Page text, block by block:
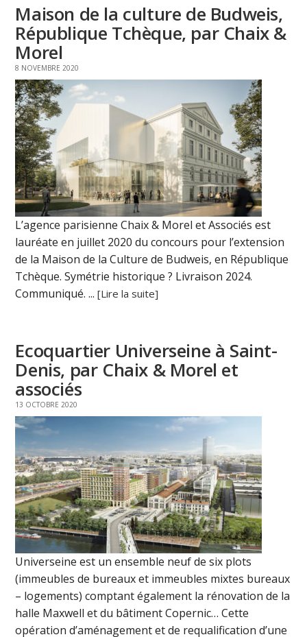
Maison de la culture de Budweis,
République Tchèque, par Chaix &
Morel
8 NOVEMBRE 2020
L’agence parisienne Chaix & Morel et Associés est
lauréate en juillet 2020 du concours pour l’extension
de la Maison de la Culture de Budweis, en République
Tchèque. Symétrie historique ? Livraison 2024.
Communiqué. ...[Lire la suite]
Ecoquartier Universeine à Saint-
Denis, par Chaix & Morel et
associés
13 OCTOBRE 2020
Universeine est un ensemble neuf de six plots
(immeubles de bureaux et immeubles mixtes bureaux
– logements) comptant également la rénovation de la
halle Maxwell et du bâtiment Copernic… Cette
opération d’aménagement et de requalification d’une